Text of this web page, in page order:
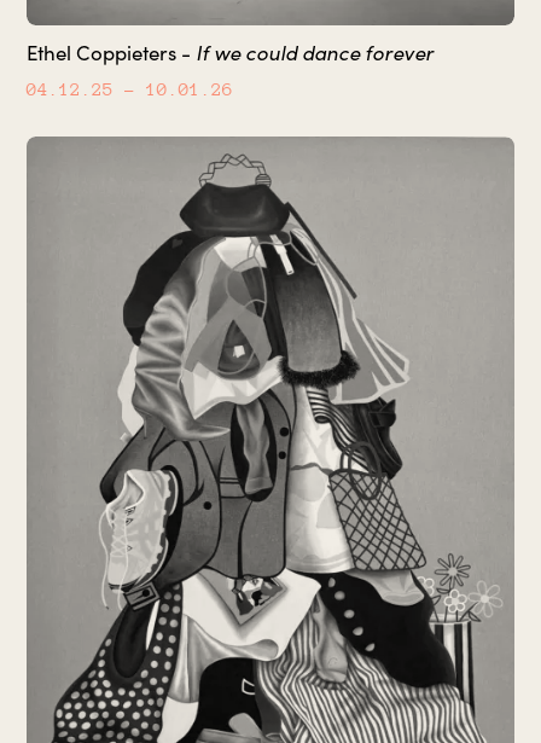
Ethel Coppieters - If we could dance forever
04.12.25 – 10.01.26